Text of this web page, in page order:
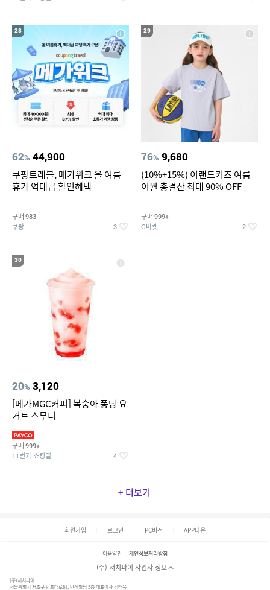
28
62% 44,900
쿠팡트래블, 메가위크 올 여름
휴가 역대급 할인혜택
구매 983
쿠팡 3
29
76% 9,680
(10%+15%) 이랜드키즈 여름
이월 총결산 최대 90% OFF
구매 999+
G마켓 2
30
20% 3,120
[메가MGC커피] 복숭아 퐁당 요
거트 스무디
구매 999+
11번가 쇼킹딜 4
+ 더보기
회원가입 로그인 PC버전 APP다운
이용약관 개인정보처리방침
(주) 서치파이 사업자 정보
(주)서치파이
서울특별시 서초구 반포대로88, 반석빌딩 5층 대표이사 김태묵